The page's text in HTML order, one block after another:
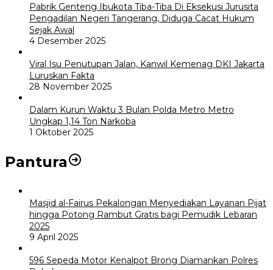
Pabrik Genteng Ibukota Tiba-Tiba Di Eksekusi Jurusita
Pengadilan Negeri Tangerang, Diduga Cacat Hukum
Sejak Awal
4 Desember 2025
Viral Isu Penutupan Jalan, Kanwil Kemenag DKI Jakarta
Luruskan Fakta
28 November 2025
Dalam Kurun Waktu 3 Bulan Polda Metro Metro
Ungkap 1,14 Ton Narkoba
1 Oktober 2025
Pantura
Masjid al-Fairus Pekalongan Menyediakan Layanan Pijat
hingga Potong Rambut Gratis bagi Pemudik Lebaran
2025
9 April 2025
596 Sepeda Motor Kenalpot Brong Diamankan Polres